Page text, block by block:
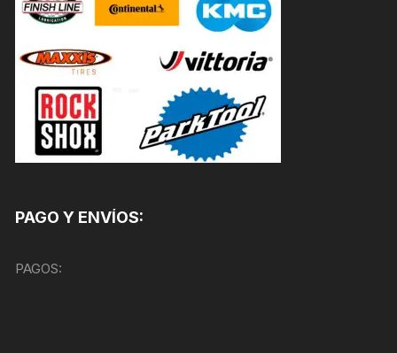
PAGO Y ENVÍOS:
PAGOS: